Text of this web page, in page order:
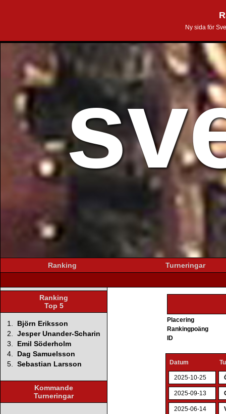
Ny sida för
Ranking Turneringar
Ranking
Top 5
1.
Björn Eriksson
2. Jesper Unander-Scharin
3.
Emil Söderholm
4.
Dag Samuelsson
5. Sebastian Larsson
Kommande
Turneringar
Placering
Rankingpoäng
ID
Datum
2025-10-25
2025-09-13
2025-06-14